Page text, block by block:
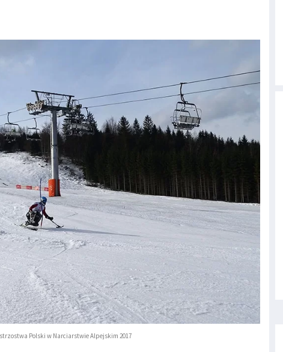
Polski w Narciarstwie Alpejskim 2017